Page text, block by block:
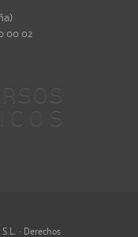
00 02
· Derechos